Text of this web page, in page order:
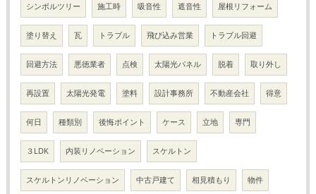
シンボルツリー 施工時 吸音性 遮音性 屋根リフォーム
塗り替え 瓦 トラブル 飛び込み営業 トラブル回避
回避方法 悪徳業者 点検 太陽光パネル 脱着 取り外し
再設置 太陽光発電 塗料 設計事務所 不動産会社 得意
何日 種類別 後悔ポイント ケース 立地 専門
３LDK 内装リノベーション スケルトン
スケルトンリノベーション 中古戸建て 相見積もり 物件